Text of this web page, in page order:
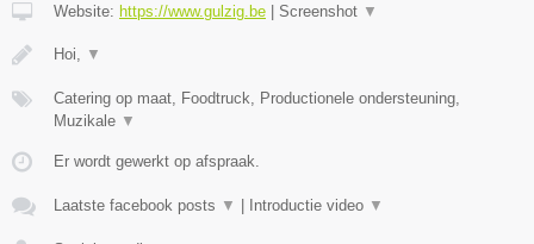
Website: https://www.gulzig.be Screenshot ▼
Hoi, ▼
Catering op maat, Foodtruck, Productionele ondersteuning,
Muzikale ▼
Er wordt gewerkt op afspraak.
Laatste facebook posts ▼ Introductie video ▼